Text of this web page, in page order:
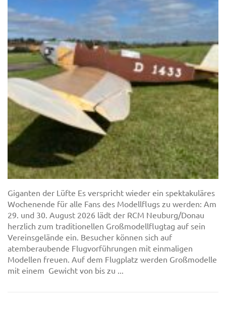
Giganten der Lüfte Es verspricht wieder ein spektakuläres
Wochenende für alle Fans des Modellflugs zu werden: Am
29. und 30. August 2026 lädt der RCM Neuburg/Donau
herzlich zum traditionellen Großmodellflugtag auf sein
Vereinsgelände ein. Besucher können sich auf
atemberaubende Flugvorführungen mit einmaligen
Modellen freuen. Auf dem Flugplatz werden Großmodelle
mit einem Gewicht von bis zu ...